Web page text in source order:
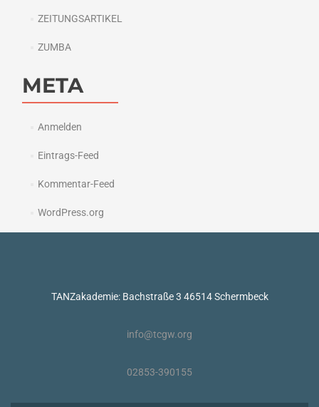
ZEITUNGSARTIKEL
ZUMBA
META
Anmelden
Eintrags-Feed
Kommentar-Feed
WordPress.org
TANZakademie: Bachstraße 3 46514 Schermbeck
info@tcgw.org
02853-390155